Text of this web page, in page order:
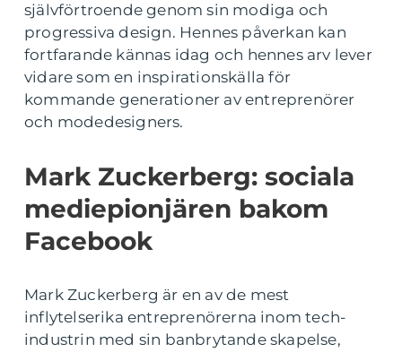
självförtroende genom sin modiga och
progressiva design. Hennes påverkan kan
fortfarande kännas idag och hennes arv lever
vidare som en inspirationskälla för
kommande generationer av entreprenörer
och modedesigners.
Mark Zuckerberg: sociala
mediepionjären bakom
Facebook
Mark Zuckerberg är en av de mest
inflytelserika entreprenörerna inom tech-
industrin med sin banbrytande skapelse,